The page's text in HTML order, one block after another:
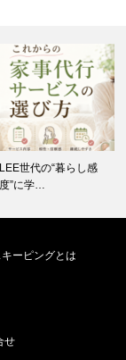
LEE世代の“暮らし感
度”に学…
ーピングとは
せ